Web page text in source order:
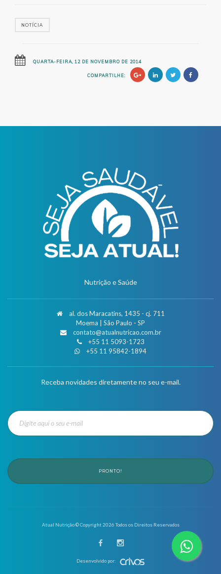
NOTÍCIA
QUARTA-FEIRA, 12 DE NOVEMBRO DE 2014
COMPARTILHE:
Nutrição e Saúde
al. dos Maracatins, 1435 - cj. 711
Moema | São Paulo - SP
contato@atualnutricao.com.br
+55 11 5093-1723
+55 11 95842-1894
Receba novidades diretamente no seu e-mail.
PRONTO!
Atual Nutrição © Copyright2026 Todos os Direitos Reservados
Desenvolvido por: